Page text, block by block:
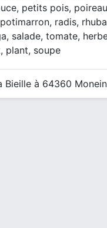
petits pois,
radis,
salade, tomate,
plant, soupe
Bieille à 64360 Monein